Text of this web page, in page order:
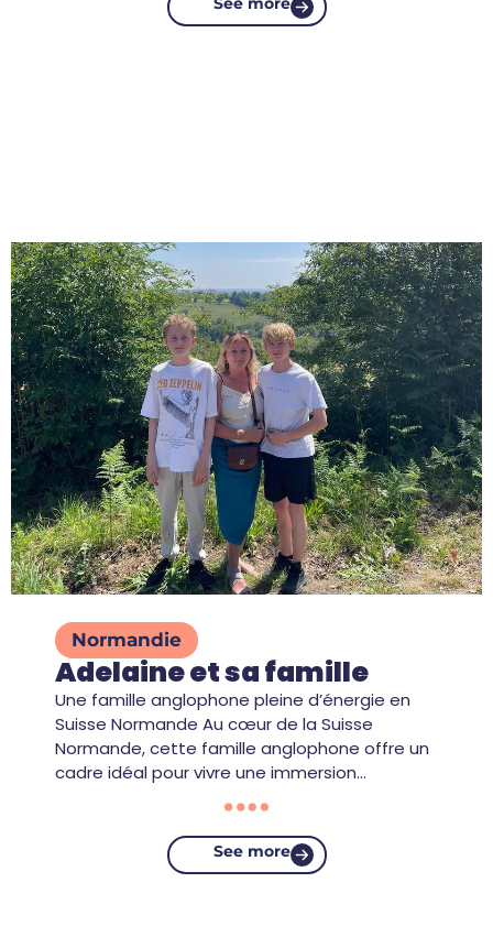
Normandie
Adelaine et sa famille
Une famille anglophone pleine d’énergie en
Suisse Normande Au cœur de la Suisse
Normande, cette famille anglophone offre un
cadre idéal pour vivre une immersion…
See more